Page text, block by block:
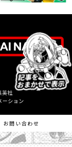
英社
ーション
お問い合わせ